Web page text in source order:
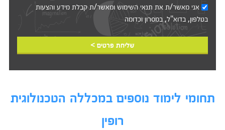
אני מאשר/ת את תנאי השימושומאשר/ת קבלת מידע והצעות
בטלפון, בדוא"ל, במסרון וכדומה‎‎
שליחת פרטים >
תחומי לימוד נוספים במכללה הטכנולוגית
רופין